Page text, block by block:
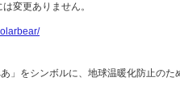
変更ありません。
」をシンボルに、地球温暖化防止の